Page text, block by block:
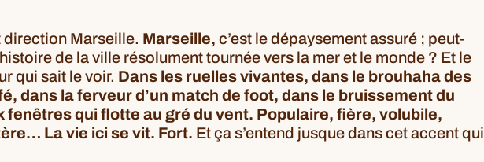
direction Marseille. Marseille, c’est le dépaysement assuré ; peut-
de la ville résolument tournée vers la mer et le monde ? Et le
qui sait le voir. Dans les ruelles vivantes, dans le brouhaha des
dans la ferveur d’un match de foot, dans le bruissement du
fenêtres qui flotte au gré du vent. Populaire, fière, volubile,
La vie ici se vit. Fort. Et ça s’entend jusque dans cet accent qui